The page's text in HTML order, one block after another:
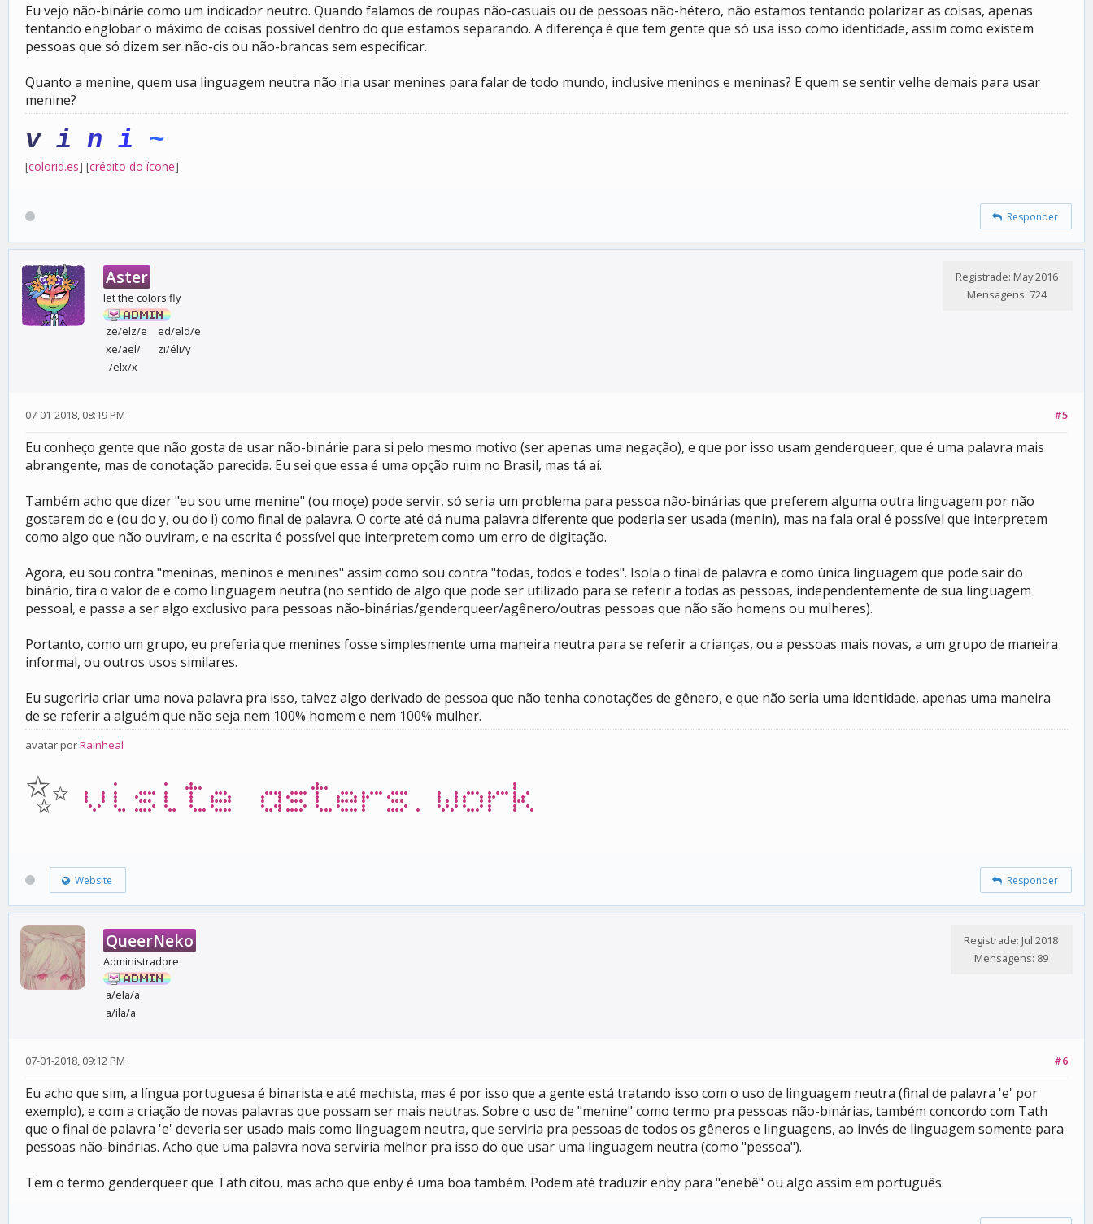
Eu vejo não-binárie como um indicador neutro. Quando falamos de roupas não-casuais ou de pessoas não-hétero, não estamos tentando polarizar as coisas, apenas
tentando englobar o máximo de coisas possível dentro do que estamos separando. A diferença é que tem gente que só usa isso como identidade, assim como existem
pessoas que só dizem ser não-cis ou não-brancas sem especificar.
Quanto a menine, quem usa linguagem neutra não iria usar menines para falar de todo mundo, inclusive meninos e meninas? E quem se sentir velhe demais para usar
menine?
v i n i ~
[colorid.es] [crédito do ícone]
Responder
Aster
let the colors fly
ze/elz/e
ed/eld/e
xe/ael/'
zi/éli/y
-/elx/x
Registrade: May 2016
Mensagens: 724
#5
07-01-2018, 08:19 PM
Eu conheço gente que não gosta de usar não-binárie para si pelo mesmo motivo (ser apenas uma negação), e que por isso usam genderqueer, que é uma palavra mais
abrangente, mas de conotação parecida. Eu sei que essa é uma opção ruim no Brasil, mas tá aí.
Também acho que dizer "eu sou ume menine" (ou moçe) pode servir, só seria um problema para pessoa não-binárias que preferem alguma outra linguagem por não
gostarem do e (ou do y, ou do i) como final de palavra. O corte até dá numa palavra diferente que poderia ser usada (menin), mas na fala oral é possível que interpretem
como algo que não ouviram, e na escrita é possível que interpretem como um erro de digitação.
Agora, eu sou contra "meninas, meninos e menines" assim como sou contra "todas, todos e todes". Isola o final de palavra e como única linguagem que pode sair do
binário, tira o valor de e como linguagem neutra (no sentido de algo que pode ser utilizado para se referir a todas as pessoas, independentemente de sua linguagem
pessoal, e passa a ser algo exclusivo para pessoas não-binárias/genderqueer/agênero/outras pessoas que não são homens ou mulheres).
Portanto, como um grupo, eu preferia que menines fosse simplesmente uma maneira neutra para se referir a crianças, ou a pessoas mais novas, a um grupo de maneira
informal, ou outros usos similares.
Eu sugeriria criar uma nova palavra pra isso, talvez algo derivado de pessoa que não tenha conotações de gênero, e que não seria uma identidade, apenas uma maneira
de se referir a alguém que não seja nem 100% homem e nem 100% mulher.
avatar porRainheal
✨ visite asters.work
Website Responder
QueerNeko
Administradore
a/ela/a
a/ila/a
Registrade: Jul 2018
Mensagens: 89
#6
07-01-2018, 09:12 PM
Eu acho que sim, a língua portuguesa é binarista e até machista, mas é por isso que a gente está tratando isso com o uso de linguagem neutra (final de palavra 'e' por
exemplo), e com a criação de novas palavras que possam ser mais neutras. Sobre o uso de "menine" como termo pra pessoas não-binárias, também concordo com Tath
que o final de palavra 'e' deveria ser usado mais como linguagem neutra, que serviria pra pessoas de todos os gêneros e linguagens, ao invés de linguagem somente para
pessoas não-binárias. Acho que uma palavra nova serviria melhor pra isso do que usar uma linguagem neutra (como "pessoa").
Tem o termo genderqueer que Tath citou, mas acho que enby é uma boa também. Podem até traduzir enby para "enebê" ou algo assim em português.